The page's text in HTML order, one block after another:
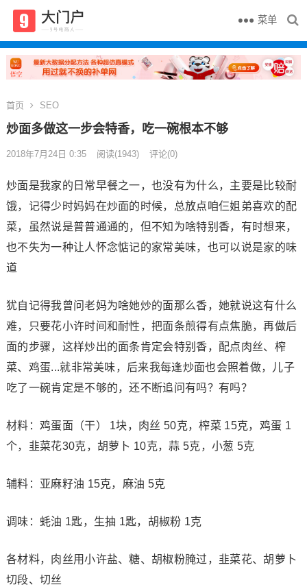
菜单
首页 SEO
炒面多做这一步会特香，吃一碗根本不够
2018年7月24日 0:35 阅读(1943) 评论(0)
炒面是我家的日常早餐之一，也没有为什么，主要是比较耐
饿，记得少时妈妈在炒面的时候，总放点咱仨姐弟喜欢的配
菜，虽然说是普普通通的，但不知为啥特别香，有时想来，
也不失为一种让人怀念惦记的家常美味，也可以说是家的味
道
犹自记得我曾问老妈为啥她炒的面那么香，她就说这有什么
难，只要花小许时间和耐性，把面条煎得有点焦脆，再做后
面的步骤，这样炒出的面条肯定会特别香，配点肉丝、榨
菜、鸡蛋...就非常美味，后来我每逢炒面也会照着做，儿子
吃了一碗肯定是不够的，还不断追问有吗？有吗？
材料：鸡蛋面（干） 1块，肉丝 50克，榨菜 15克，鸡蛋 1
个，韭菜花30克，胡萝卜 10克，蒜 5克，小葱 5克
辅料：亚麻籽油 15克，麻油 5克
调味：蚝油 1匙，生抽 1匙，胡椒粉 1克
各材料，肉丝用小许盐、糖、胡椒粉腌过，韭菜花、胡萝卜
切段、切丝